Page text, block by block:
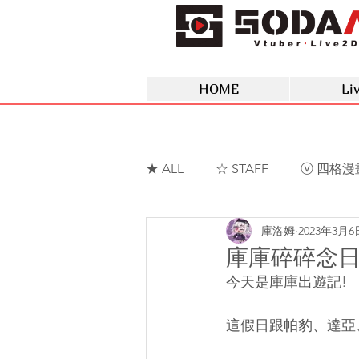
HOME
★ ALL ☆ STAFF ⓥ 四格漫
ⓥ 蘇菲蕥Sofia ⓥ 夢野薰
庫庫碎碎念
庫洛姆 2023年3月6
今天是庫庫出遊記!
這假日跟帕豹、達